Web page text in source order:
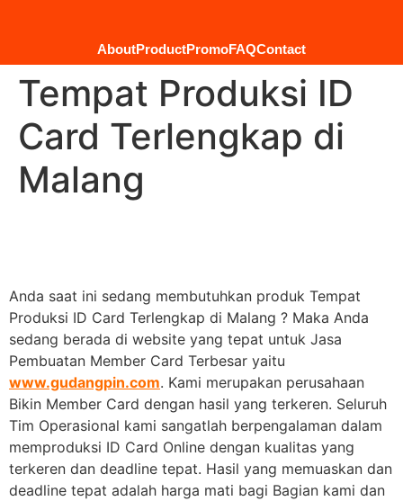
AboutProductPromoFAQContact
Tempat Produksi ID
Card Terlengkap di
Malang
Anda saat ini sedang membutuhkan produk Tempat
Produksi ID Card Terlengkap di Malang ? Maka Anda
sedang berada di website yang tepat untuk Jasa
Pembuatan Member Card Terbesar yaitu
www.gudangpin.com. Kami merupakan perusahaan
Bikin Member Card dengan hasil yang terkeren. Seluruh
Tim Operasional kami sangatlah berpengalaman dalam
memproduksi ID Card Online dengan kualitas yang
terkeren dan deadline tepat. Hasil yang memuaskan dan
deadline tepat adalah harga mati bagi Bagian kami dan